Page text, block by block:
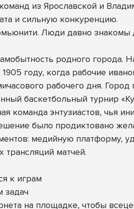
из Ярославской и
и сильную конкуренцию.
Люди давно знакомы
родного города.
году, когда рабочие
рабочего дня.
баскетбольный турнир
команда энтузиастов, чья
было продиктовано
медийную платформу,
матчей.
к играм
задач
на площадке, чтобы